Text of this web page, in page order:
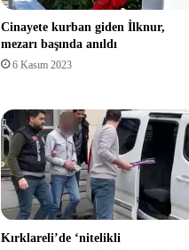
Cinayete kurban giden İlknur,
mezarı başında anıldı
6 Kasım 2023
Kırklareli’de ‘nitelikli